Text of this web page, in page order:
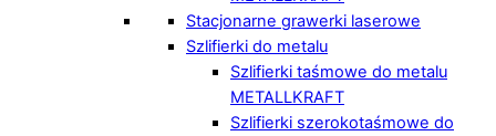
Stacjonarne grawerki laserowe
Szlifierki do metalu
Szlifierki taśmowe do metalu
METALLKRAFT
Szlifierki szerokotaśmowe do